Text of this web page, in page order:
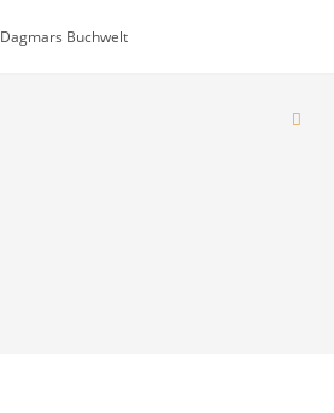
Dagmars Buchwelt